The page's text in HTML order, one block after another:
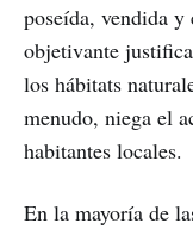
poseída, vendida
objetivante
los hábitats
menudo, niega el
habitantes locales.
En la mayoría de